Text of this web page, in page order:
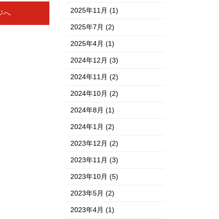
へ 2025年11月(1)
2025年7月(2)
2025年4月(1)
2024年12月(3)
2024年11月(2)
2024年10月(2)
2024年8月(1)
2024年1月(2)
2023年12月(2)
2023年11月(3)
2023年10月(5)
2023年5月(2)
2023年4月(1)